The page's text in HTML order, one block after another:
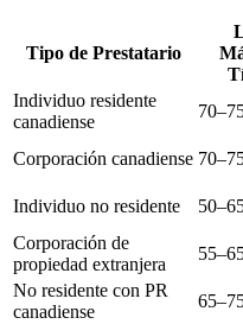
Tipo de Prestatario
Individuo residente
canadiense
Corporación canadiense
Individuo no residente
Corporación de
propiedad extranjera
No residente con PR
canadiense